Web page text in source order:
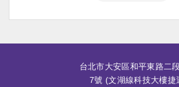
台北市大安區和平東路二段
7號 (文湖線科技大樓捷